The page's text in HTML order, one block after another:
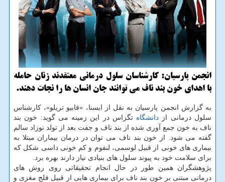
انجمن پارسیان: كارشناسان سلول درمانی معتقدند زنان حامله
با اهدای خون بند ناف می توانند جان انسان ها را نجات دهند.
به گزارش انجمن پارسیان به نقل از ایسنا، «فابیو تریلو»، كارشناس
سلول درمانی از دانشگاه تگزاس در این زمینه می گوید: خون بند
ناف به خون جمع آوری شده از بند ناف و جفت بعد از تولد نوزاد سالم
گفته می شود. از خون بند ناف می توان در درمان بیماران مبتلا به
بیماری های خونی از قبیل لوسمی، لنفوم و كم خونی داسی شكل كه
برای سلامت خود به پیوند سلول های بنیادی نیاز دارند بهره برد.
پژوهشگران همین طور در حال انجام تحقیقاتی روی روش های
درمانی مبتنی بر خون بند ناف برای بیماری هایی از قبیل فلج مغزی و